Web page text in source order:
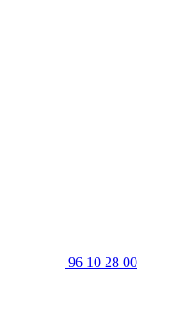
96 10 28 00